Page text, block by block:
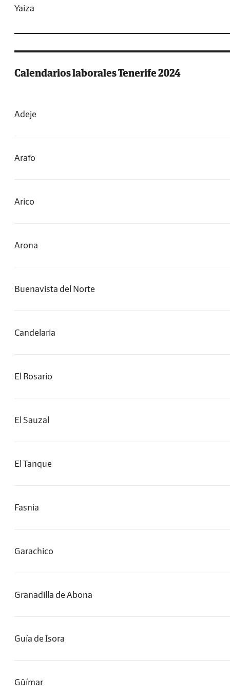
Yaiza
Calendarios laborales Tenerife 2024
Adeje
Arafo
Arico
Arona
Buenavista del Norte
Candelaria
El Rosario
El Sauzal
El Tanque
Fasnia
Garachico
Granadilla de Abona
Guía de Isora
Güímar